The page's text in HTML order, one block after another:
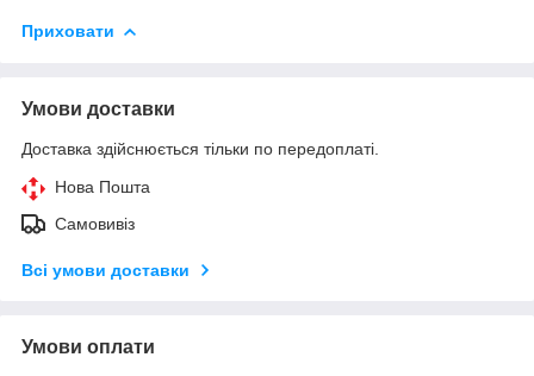
Приховати
Умови доставки
Доставка здійснюється тільки по передоплаті.
Нова Пошта
Самовивіз
Всі умови доставки
Умови оплати